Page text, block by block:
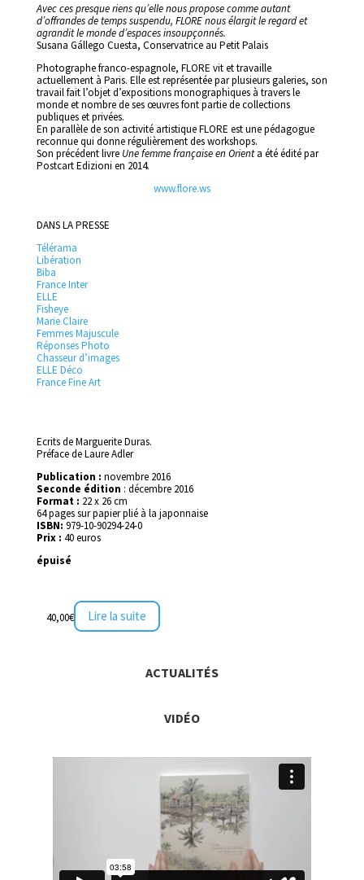
Avec ces presque riens qu’elle nous propose comme autant
d’offrandes de temps suspendu, FLORE nous élargit le regard et
agrandit le monde d’espaces insoupçonnés.
Susana Gállego Cuesta, Conservatrice au Petit Palais
Photographe franco-espagnole, FLORE vit et travaille
actuellement à Paris. Elle est représentée par plusieurs galeries, son
travail fait l’objet d’expositions monographiques à travers le
monde et nombre de ses œuvres font partie de collections
publiques et privées.
En parallèle de son activité artistique FLORE est une pédagogue
reconnue qui donne régulièrement des workshops.
Son précédent livre Une femme française en Orienta été édité par
Postcart Edizioni en 2014.
www.flore.ws
DANS LA PRESSE
Télérama
Libération
Biba
France Inter
ELLE
Fisheye
Marie Claire
Femmes Majuscule
Réponses Photo
Chasseur d’images
ELLE Déco
France Fine Art
Ecrits de Marguerite Duras.
Préface de Laure Adler
Publication : novembre 2016
Seconde édition : décembre 2016
Format : 22 x 26 cm
64 pages sur papier plié à la japonnaise
ISBN: 979-10-90294-24-0
Prix : 40 euros
épuisé
40,00€ Lire la suite
ACTUALITÉS
VIDÉO